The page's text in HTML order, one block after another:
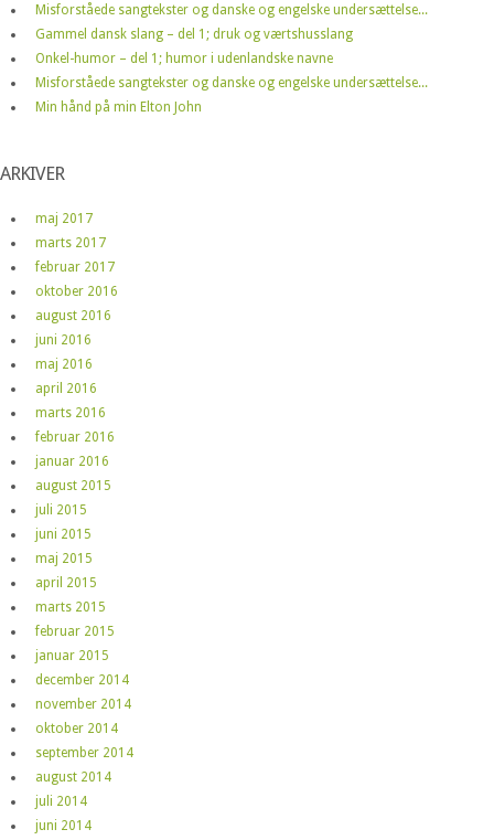
Misforståede sangtekster og danske og engelske undersættelse...
Gammel dansk slang – del 1; druk og værtshusslang
Onkel-humor – del 1; humor i udenlandske navne
Misforståede sangtekster og danske og engelske undersættelse...
Min hånd på min Elton John
ARKIVER
maj 2017
marts 2017
februar 2017
oktober 2016
august 2016
juni 2016
maj 2016
april 2016
marts 2016
februar 2016
januar 2016
august 2015
juli 2015
juni 2015
maj 2015
april 2015
marts 2015
februar 2015
januar 2015
december 2014
november 2014
oktober 2014
september 2014
august 2014
juli 2014
juni 2014